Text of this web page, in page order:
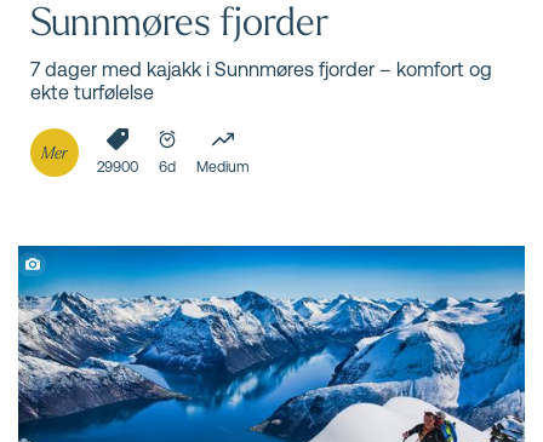
Sunnmøres fjorder
7 dager med kajakk i Sunnmøres fjorder – komfort og
ekte turfølelse
Mer
29900 6d Medium